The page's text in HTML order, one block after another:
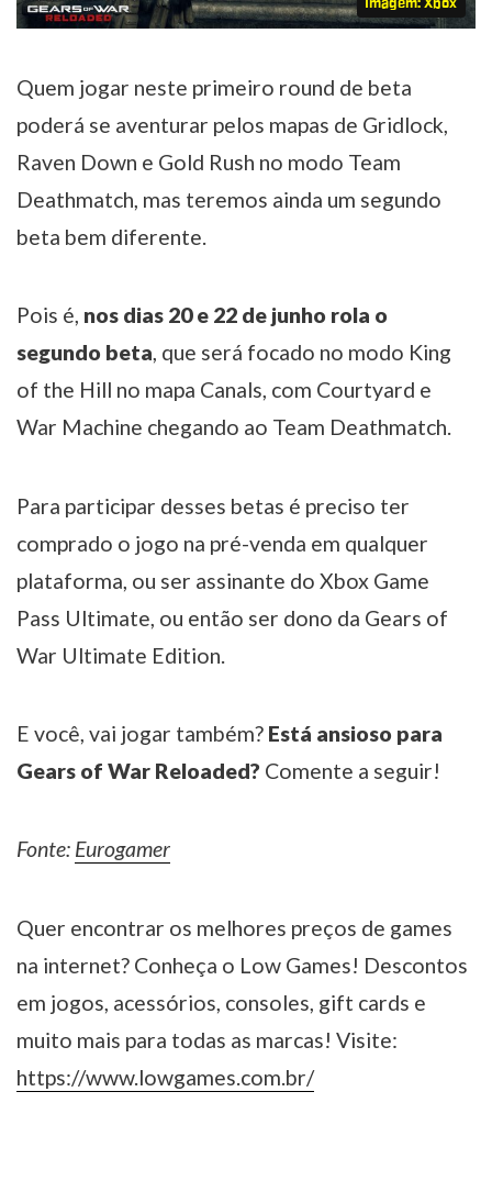
Imagem: Xbox
Quem jogar neste primeiro round de beta
poderá se aventurar pelos mapas de Gridlock,
Raven Down e Gold Rush no modo Team
Deathmatch, mas teremos ainda um segundo
beta bem diferente.
Pois é, nos dias 20 e 22 de junho rola o
segundo beta, que será focado no modo King
of the Hill no mapa Canals, com Courtyard e
War Machine chegando ao Team Deathmatch.
Para participar desses betas é preciso ter
comprado o jogo na pré-venda em qualquer
plataforma, ou ser assinante do Xbox Game
Pass Ultimate, ou então ser dono da Gears of
War Ultimate Edition.
E você, vai jogar também? Está ansioso para
Gears of War Reloaded? Comente a seguir!
Fonte: Eurogamer
Quer encontrar os melhores preços de games
na internet? Conheça o Low Games! Descontos
em jogos, acessórios, consoles, gift cards e
muito mais para todas as marcas! Visite:
https://www.lowgames.com.br/